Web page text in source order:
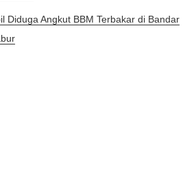
Diduga Angkut BBM Terbakar di Bandar